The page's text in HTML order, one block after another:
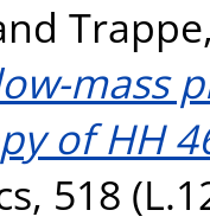
mass
of HH
518